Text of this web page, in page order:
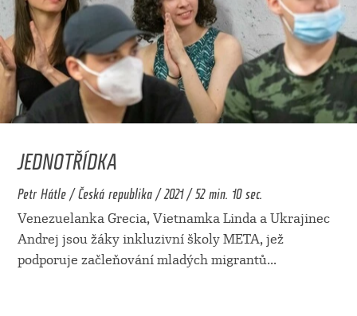
JEDNOTŘÍDKA
Petr Hátle / Česká republika / 2021 / 52 min. 10 sec.
Venezuelanka Grecia, Vietnamka Linda a Ukrajinec
Andrej jsou žáky inkluzivní školy META, jež
podporuje začleňování mladých migrantů...